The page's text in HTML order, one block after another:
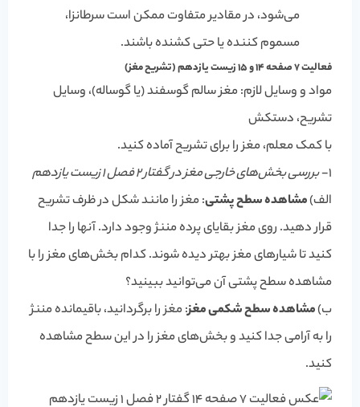
می‌شود، در مقادیر متفاوت ممکن است سرطانزا،
مسموم کننده یا حتی کشنده باشند.
فعالیت 7 صفحه 14 و 15 زیست یازدهم (تشریح مغز)
مواد و وسایل لازم: مغز سالم گوسفند (یا گوساله)، وسایل
تشریح، دستکش
با کمک معلم، مغز را برای تشریح آماده کنید.
1- بررسی بخش‌های خارجی مغز در گفتار 2 فصل 1 زیست یازدهم
الف)مشاهده سطح پشتی: مغز را مانند شکل در ظرف تشریح
قرار دهید. روی مغز بقایای پرده مننژ وجود دارد. آنها را جدا
کنید تا شیارهای مغز بهتر دیده شوند. کدام بخش‌های مغز را با
مشاهده سطح پشتی آن می‌توانید ببینید؟
ب)مشاهده سطح شکمی مغز: مغز را برگردانید، باقیمانده مننژ
را به آرامی جدا کنید و بخش‌های مغز را در این سطح مشاهده
کنید.